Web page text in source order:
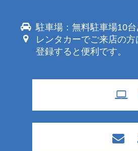
駐車場：無料駐車場10台
レンタカーでご来店の
登録すると便利です。